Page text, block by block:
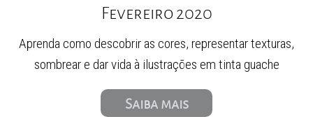
Fevereiro 2020
Aprenda como descobrir as cores, representar texturas,
sombrear e dar vida à ilustrações em tinta guache
Saiba mais